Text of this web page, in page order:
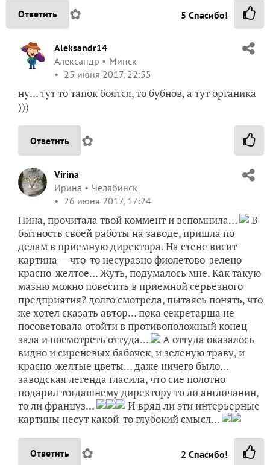
Ответить ✿ 5 Спасибо!
Aleksandr14
Александр
Минск
25 июня 2017, 22:55
ну… тут то тапок боятся, то бубнов, а тут органика
)))
Ответить ✿
Virina
Ирина
Челябинск
26 июня 2017, 17:24
Нина, прочитала твой коммент и вспомнила…
В
бытность своей работы на заводе, пришла по
делам в приемную директора. На стене висит
картина — что-то несуразно фиолетово-зелено-
красно-желтое… Жуть, подумалось мне. Как такую
мазню можно повесить в приемной серьезного
предприятия? долго смотрела, пытаясь понять, что
же хотел сказать автор… пока секретарша не
посоветовала отойти в противоположный конец
зала и посмотреть оттуда…
А оттуда оказалось
видно и сиреневых бабочек, и зеленую траву, и
красно-желтые цветы… даже ничего было…
заводская легенда гласила, что сие полотно
подарил тогдашнему директору то ли англичанин,
то ли француз…
И вряд ли эти интерьерные
картины несут какой-то глубокий смысл…
Ответить ✿ 2 Спасибо!